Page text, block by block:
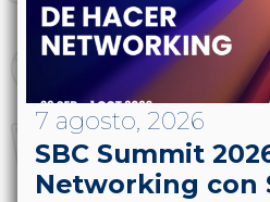
7 agosto, 2026
SBC Summit
Networking con